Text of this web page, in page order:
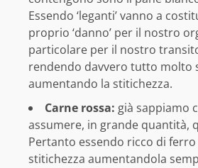
Essendo ‘leganti’ vanno a
proprio ‘danno’ per il nostro
particolare per il nostro
rendendo davvero tutto molto
aumentando la stitichezza.
Carne rossa: già sappiamo
assumere, in grande quantità,
Pertanto essendo ricco di ferro
stitichezza aumentandola